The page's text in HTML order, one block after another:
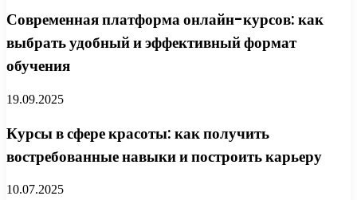
Современная платформа онлайн-курсов: как
выбрать удобный и эффективный формат
обучения
19.09.2025
Курсы в сфере красоты: как получить
востребованные навыки и построить карьеру
10.07.2025